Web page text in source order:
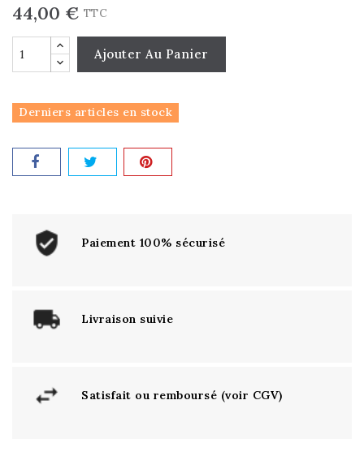
44,00 € TTC
Ajouter Au Panier
Derniers articles en stock
Paiement 100% sécurisé
Livraison suivie
Satisfait ou remboursé (voir CGV)